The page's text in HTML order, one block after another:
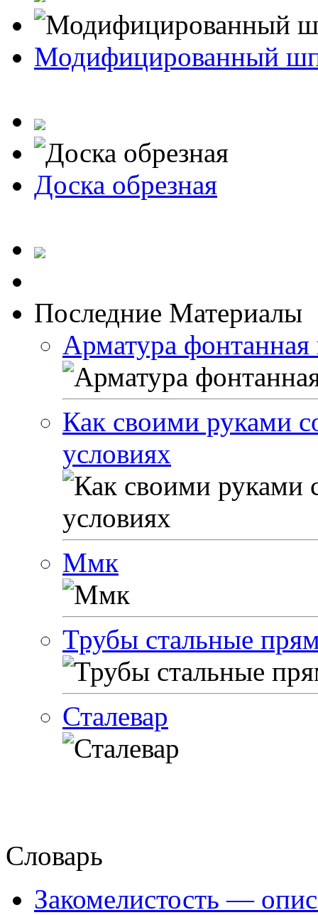
Модифицированный
Доска обрезная
Последние Материалы
Арматура фонтанная
Как своими руками
условиях
Ммк
Трубы стальные
Сталевар
Словарь
Закомелистость —